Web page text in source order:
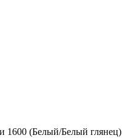
1600 (Белый/Белый глянец)